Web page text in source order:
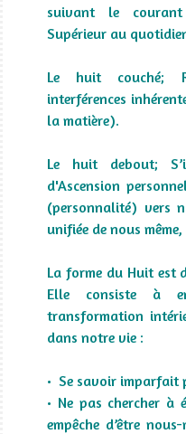
suivant le
Supérieur au
Le huit couché;
interférences
la matière).
Le huit debout;
d'Ascension
(personnalité) vers
unifiée de nous
La forme du Huit est
Elle consiste à
transformation
dans notre vie :
• Se savoir imparfait
• Ne pas chercher à
empêche d’être nous-